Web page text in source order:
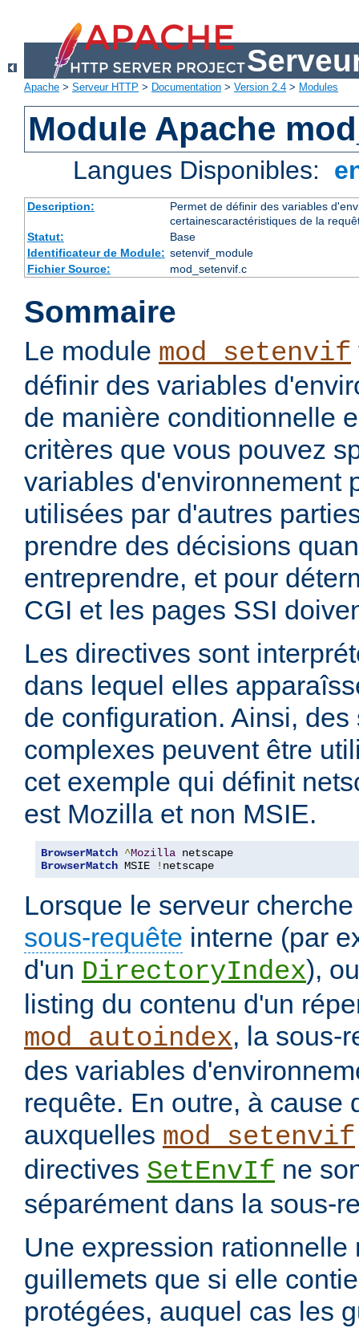
Apache > Serveur HTTP > Documentation > Version 2.4 > Modules
Module Apache
Langues Disponibles:
Description:
Permet de définir des variables
certainescaractéristiques de la
Statut:
Base
Identificateur de Module: setenvif_module
Fichier Source:
mod_setenvif.c
Sommaire
Le module mod_setenvif
définir des variables
de manière conditionnelle
critères que vous pouvez
variables d'environnement
utilisées par d'autres
prendre des décisions
entreprendre, et pour
CGI et les pages SSI
Les directives sont
dans lequel elles
de configuration. Ainsi,
complexes peuvent être
cet exemple qui définit
est Mozilla et non MSIE.
BrowserMatch ^Mozilla
BrowserMatch MSIE ! netscape
Lorsque le serveur
sous-requête interne (par
d'un DirectoryIndex),
listing du contenu d'un
mod_autoindex, la sous-
des variables
requête. En outre, à cause
auxquelles mod_setenvif
directives SetEnvIf ne
séparément dans la sous-
Une expression rationnelle
guillemets que si elle
protégées, auquel cas les